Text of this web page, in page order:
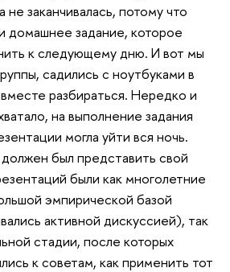
не заканчивалась, потому что
домашнее задание, которое
к следующему дню. И вот мы
садились с ноутбуками в
разбираться. Нередко и
на выполнение задания
могла уйти вся ночь.
был представить свой
были как многолетние
эмпирической базой
активной дискуссией), так
стадии, после которых
к советам, как применить тот